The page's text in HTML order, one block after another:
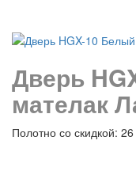
Дверь
мателак
Полотно со скидкой: